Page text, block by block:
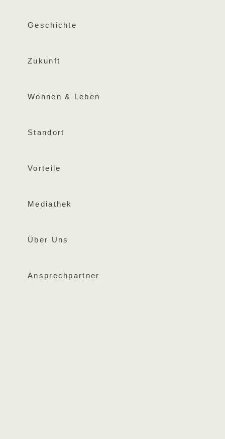
Geschichte
Zukunft
Wohnen & Leben
Standort
Vorteile
Mediathek
Über Uns
Ansprechpartner